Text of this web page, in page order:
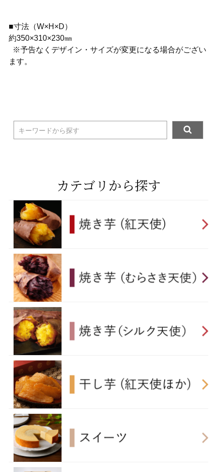
■寸法（W×H×D）
約350×310×230㎜
※予告なくデザイン・サイズが変更になる場合がござい
ます。
キーワードから探す
カテゴリから探す